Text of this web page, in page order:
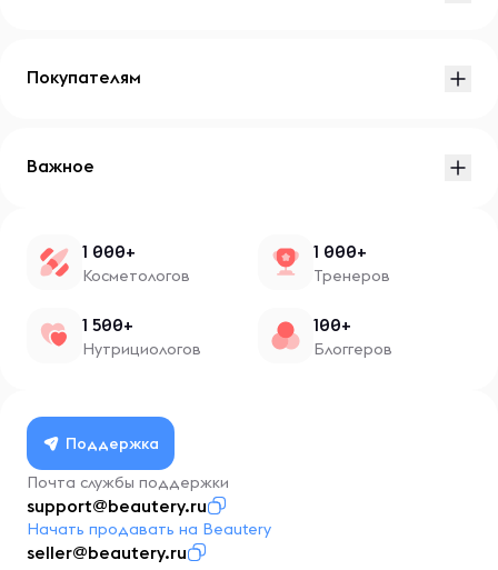
Покупателям
Важное
1 000+
Косметологов
1 000+
Тренеров
1 500+
Нутрициологов
100+
Блоггеров
Поддержка
Почта службы поддержки
support@beautery.ru
Начать продавать на Beautery
seller@beautery.ru